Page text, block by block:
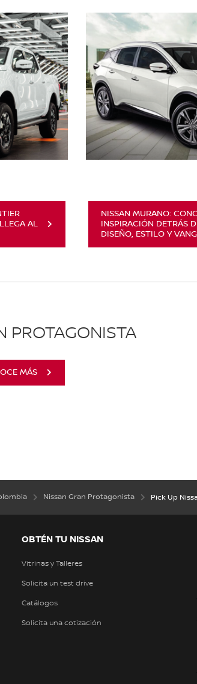
AL
NISSAN MURANO:
INSPIRACIÓN DETRÁS
DISEÑO, ESTILO Y
PROTAGONISTA
MÁS
Nissan Gran Protagonista Pick Up
OBTÉN TU NISSAN
Vitrinas y Talleres
Solicita un test drive
Catálogos
Solicita una cotización